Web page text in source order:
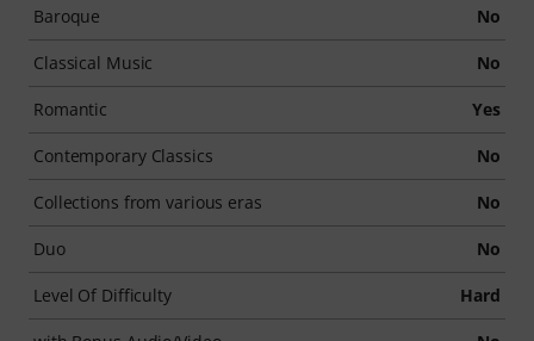
Baroque No
Classical Music No
Romantic Yes
Contemporary Classics No
Collections from various eras No
Duo No
Level Of Difficulty Hard